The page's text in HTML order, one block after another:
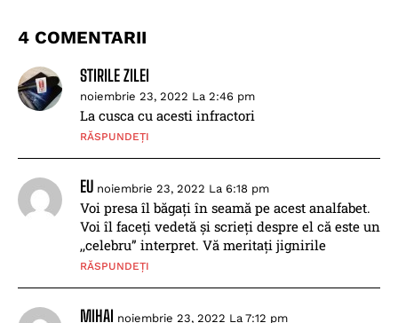
4 COMENTARII
STIRILE ZILEI
noiembrie 23, 2022 La 2:46 pm
La cusca cu acesti infractori
RĂSPUNDEȚI
EU noiembrie 23, 2022 La 6:18 pm
Voi presa îl băgați în seamă pe acest analfabet.
Voi îl faceți vedetă și scrieți despre el că este un
,,celebru” interpret. Vă meritați jignirile
RĂSPUNDEȚI
MIHAI noiembrie 23, 2022 La 7:12 pm